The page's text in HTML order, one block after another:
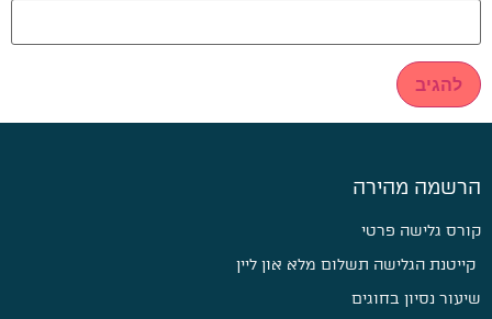
הרשמה מהירה
קורס גלישה פרטי
קייטנת הגלישה תשלום מלא און ליין
שיעור נסיון בחוגים